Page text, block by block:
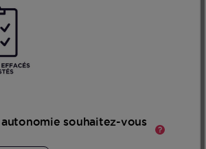
autonomie souhaitez-vous